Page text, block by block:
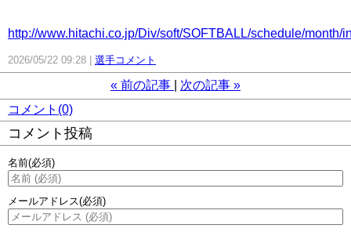
http://www.hitachi.co.jp/Div/soft/SOFTBALL/schedule/month/
2026/05/22 09:28 選手コメント
« 前の記事 次の記事 »
コメント(0)
コメント投稿
名前(必須)
メールアドレス(必須)